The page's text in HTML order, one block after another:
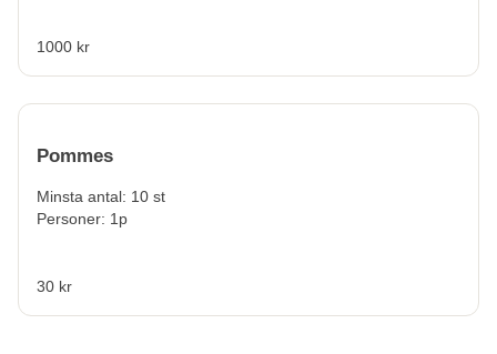
1000 kr
Pommes
Minsta antal: 10 st
Personer: 1p
30 kr